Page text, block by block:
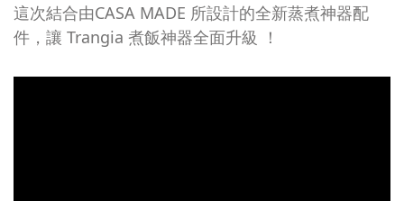
這次結合由CASA MADE 所設計的全新蒸煮神器配
件，讓 Trangia 煮飯神器全面升級 ！